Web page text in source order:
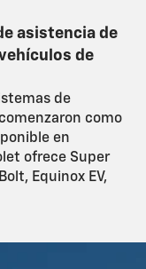
asistencia de
de
de
como
en
ofrece Super
Equinox EV,